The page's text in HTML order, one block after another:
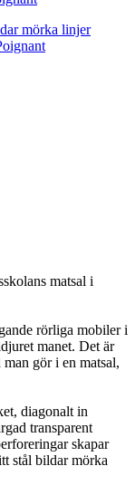
matsal i
rörliga mobiler i
manet. Det är
gör i en matsal,
diagonalt in
transparent
skapar
stål bildar mörka